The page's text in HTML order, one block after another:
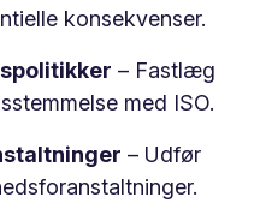
konsekvenser.
– Fastlæg
med ISO.
– Udfør